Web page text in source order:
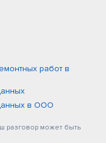
работ в
в ООО
разговор может быть